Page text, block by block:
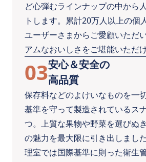
ど心弾むラインナップの中から
トします。累計20万人以上の個
ユーザーさまからご愛顧いただ
アムなおいしさをご堪能いただけ
03安心＆安全の
高品質
保存料などのよけいなものを一
基準を守って製造されているス
つ。上質な果物や野菜を選びぬ
の魅力を最大限に引き出しまし
理室では国際基準に則った衛生